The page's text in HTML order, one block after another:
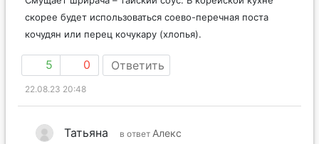
скорее будет использоваться соево-перечная поста
кочудян или перец кочукару (хлопья).
5 0 Ответить
22.08.23 20:48
Татьяна в ответ Алекс